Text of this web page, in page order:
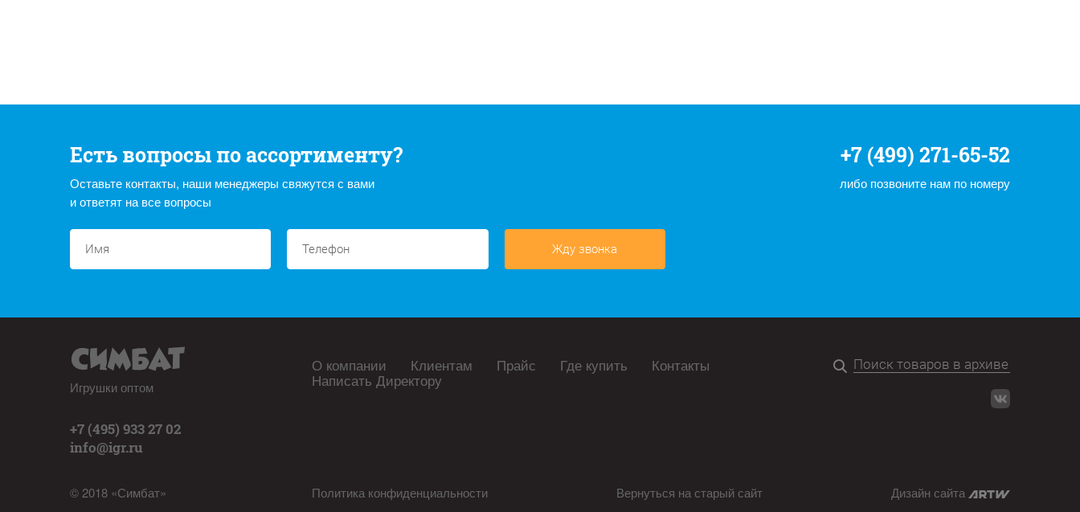
Есть вопросы по ассортименту?
Оставьте контакты, наши менеджеры свяжутся с вами
и ответят на все вопросы
+7 (499) 271-65-52
либо позвоните нам по номеру
Жду звонка
Игрушки оптом
+7 (495) 933 27 02
info@igr.ru
© 2018 «Симбат»
О компании Клиентам Прайс Где купить Контакты
Написать Директору
Политика конфиденциальности Вернуться на старый сайт Дизайн сайта